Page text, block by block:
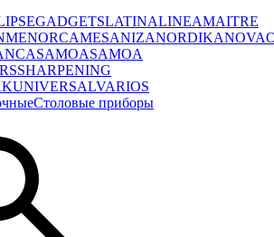
GADGETSLATINALINEAMAITRE
MENORCAMESANIZANORDIKANOVA
SAMOASAMOA
SHARPENING
UNIVERSALVARIOS
Столовые приборы